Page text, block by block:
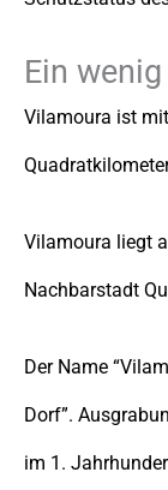
Ein
Vilamoura ist
Vilamoura liegt
Nachbarstadt
Der Name
Dorf”.
im 1.